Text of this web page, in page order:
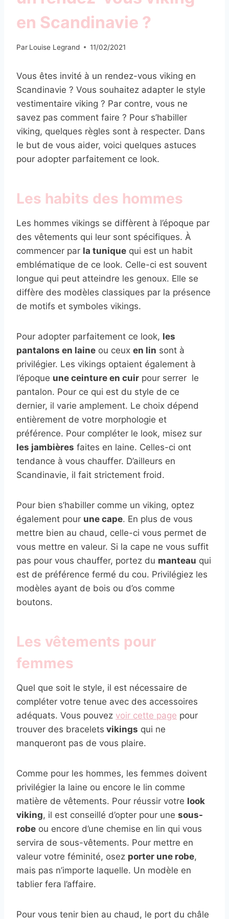
en Scandinavie ?
Par Louise Legrand 11/02/2021
Vous êtes invité à un rendez-vous viking en
Scandinavie ? Vous souhaitez adapter le style
vestimentaire viking ? Par contre, vous ne
savez pas comment faire ? Pour s’habiller
viking, quelques règles sont à respecter. Dans
le but de vous aider, voici quelques astuces
pour adopter parfaitement ce look.
Les habits des hommes
Les hommes vikings se diffèrent à l’époque par
des vêtements qui leur sont spécifiques. À
commencer par la tunique qui est un habit
emblématique de ce look. Celle-ci est souvent
longue qui peut atteindre les genoux. Elle se
diffère des modèles classiques par la présence
de motifs et symboles vikings.
Pour adopter parfaitement ce look, les
pantalons en laine ou ceux en lin sont à
privilégier. Les vikings optaient également à
l’époque une ceinture en cuir pour serrer le
pantalon. Pour ce qui est du style de ce
dernier, il varie amplement. Le choix dépend
entièrement de votre morphologie et
préférence. Pour compléter le look, misez sur
les jambières faites en laine. Celles-ci ont
tendance à vous chauffer. D’ailleurs en
Scandinavie, il fait strictement froid.
Pour bien s’habiller comme un viking, optez
également pour une cape. En plus de vous
mettre bien au chaud, celle-ci vous permet de
vous mettre en valeur. Si la cape ne vous suffit
pas pour vous chauffer, portez du manteau qui
est de préférence fermé du cou. Privilégiez les
modèles ayant de bois ou d’os comme
boutons.
Les vêtements pour
femmes
Quel que soit le style, il est nécessaire de
compléter votre tenue avec des accessoires
adéquats. Vous pouvez voir cette page pour
trouver des bracelets vikings qui ne
manqueront pas de vous plaire.
Comme pour les hommes, les femmes doivent
privilégier la laine ou encore le lin comme
matière de vêtements. Pour réussir votre look
viking, il est conseillé d’opter pour une sous-
robe ou encore d’une chemise en lin qui vous
servira de sous-vêtements. Pour mettre en
valeur votre féminité, osez porter une robe,
mais pas n’importe laquelle. Un modèle en
tablier fera l’affaire.
Pour vous tenir bien au chaud, le port du châle